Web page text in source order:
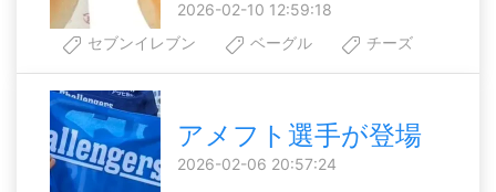
2026-02-10 12:59:18
セブンイレブン
ベーグル チーズ
アメフト選手が登場
2026-02-06 20:57:24